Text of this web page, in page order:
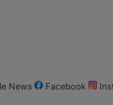
News Facebook